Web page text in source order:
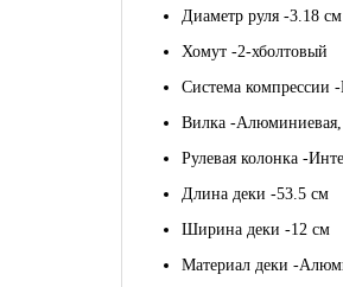
Диаметр руля -3.18 см
Хомут -2-хболтовый
Система компрессии -
Вилка -
Рулевая колонка -
Длина деки -53.5 см
Ширина деки -12 см
Материал деки -